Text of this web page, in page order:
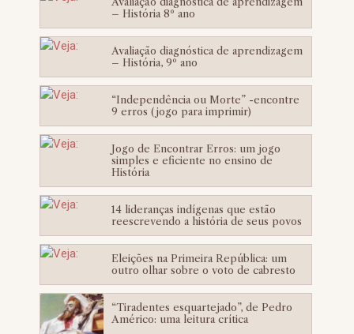
– História 8º ano
Avaliação diagnóstica de aprendizagem
– História, 9º ano
“Independência ou Morte” -encontre
9 erros (jogo para imprimir)
Jogo de Encontrar Erros: um jogo
simples e eficiente no ensino de
História
14 lideranças indígenas que estão
reescrevendo a história de seus povos
Eleições na Primeira República: um
outro olhar sobre o voto de cabresto
“Tiradentes esquartejado”, de Pedro
Américo: uma leitura crítica